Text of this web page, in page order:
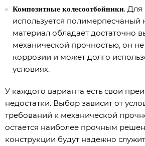
Композитные колесоотбойники. Для
используется полимерпесчаный
материал обладает достаточно
механической прочностью, он
коррозии и может долго
условиях.
У каждого варианта есть свои
недостатки. Выбор зависит от
требований к механической
остается наиболее прочным
конструкции будут надежно